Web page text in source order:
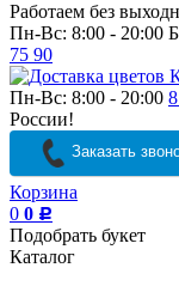
Работаем без
Пн-Вс: 8:00 - 20:00
75 90
Пн-Вс: 8:00 - 20:00
России!
Заказать
Корзина
0 0 Р
Подобрать букет
Каталог